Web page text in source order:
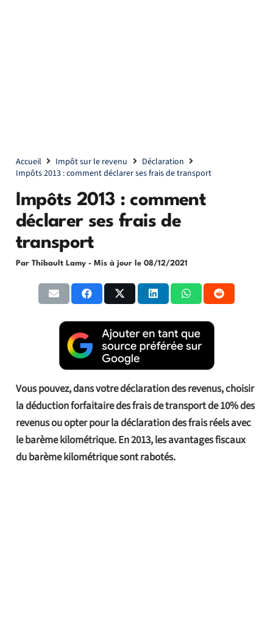
Accueil Impôt sur le revenu
Déclaration
Impôts 2013 : comment déclarer ses frais de transport
Impôts 2013 : comment
déclarer ses frais de
transport
Par Thibault Lamy - Mis à jour le 08/12/2021
Vous pouvez, dans votre déclaration des revenus, choisir
la déduction forfaitaire des frais de transport de 10% des
revenus ou opter pour la déclaration des frais réels avec
le barème kilométrique. En 2013, les avantages fiscaux
du barème kilométrique sont rabotés.